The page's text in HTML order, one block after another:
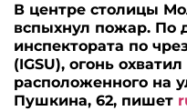
В центре столицы
вспыхнул пожар. По
инспектората по
(IGSU), огонь
расположенного на
Пушкина, 62, пишет